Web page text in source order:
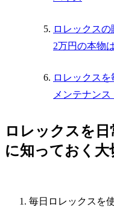
ロレックス
2万円の本物
ロレックス
メンテナンス
ロレックスを
に知っておく大
毎日ロレックスを